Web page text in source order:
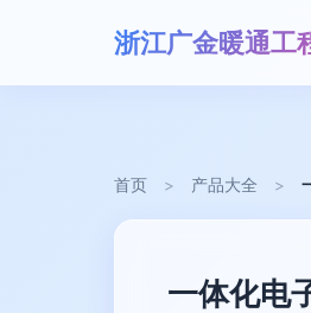
浙江广金暖通工
首页 > 产品大全 >
一体化电